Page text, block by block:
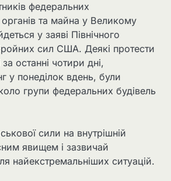
федеральних
та майна у Великому
у заяві Північного
сил США. Деякі протести
останні чотири дні,
у понеділок вдень, були
групи федеральних будівель
сили на внутрішній
явищем і зазвичай
найекстремальніших ситуацій.